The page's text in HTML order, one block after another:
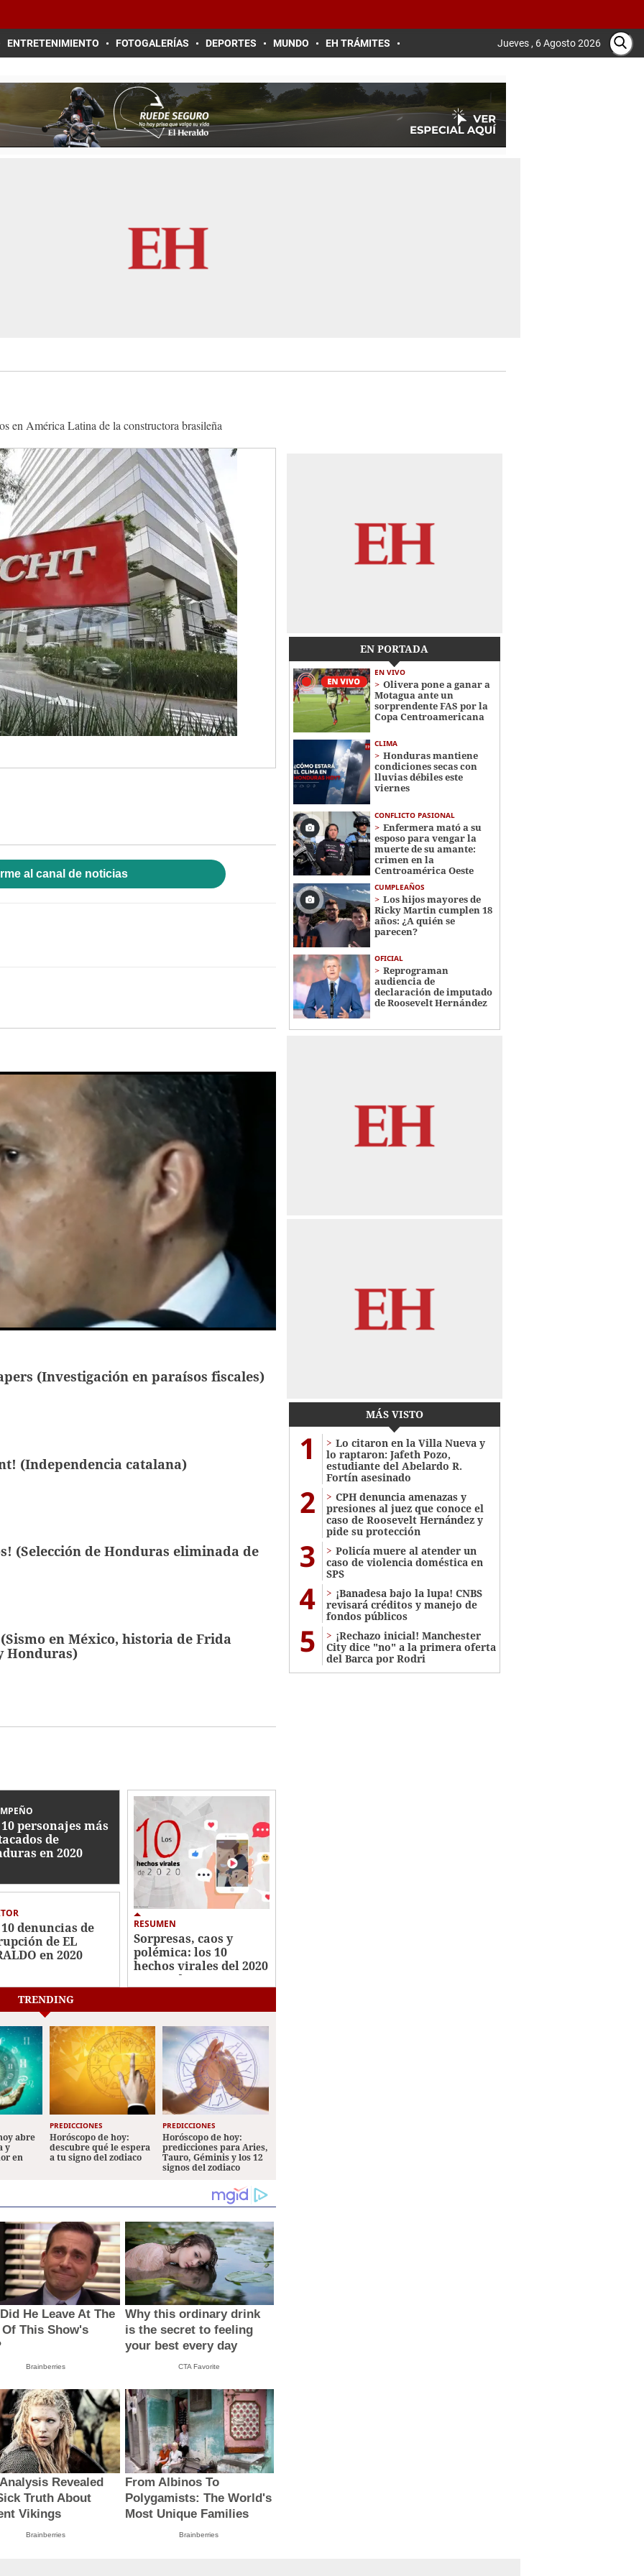
ENTRETENIMIENTO FOTOGALERÍAS DEPORTES MUNDO EH TRÁMITES Jueves , 6 Agosto 2026
en América Latina de la constructora brasileña
al canal de noticias
(Investigación en paraísos fiscales)
(Independencia catalana)
(Selección de Honduras eliminada de
en México, historia de Frida
Honduras)
personajes más
de
en 2020
denuncias de
de EL
en 2020
RESUMEN
Sorpresas, caos y
polémica: los 10
hechos virales del 2020
en Honduras
EN PORTADA
EN VIVO
Olivera pone a ganar a
Motagua ante un
sorprendente FAS por la
Copa Centroamericana
CLIMA
Honduras mantiene
condiciones secas con
lluvias débiles este
viernes
CONFLICTO PASIONAL
Enfermera mató a su
esposo para vengar la
muerte de su amante:
crimen en la
Centroamérica Oeste
CUMPLEAÑOS
Los hijos mayores de
Ricky Martin cumplen 18
años: ¿A quién se
parecen?
OFICIAL
Reprograman
audiencia de
declaración de imputado
de Roosevelt Hernández
MÁS VISTO
1
Lo citaron en la Villa Nueva y
lo raptaron: Jafeth Pozo,
estudiante del Abelardo R.
Fortín asesinado
2
CPH denuncia amenazas y
presiones al juez que conoce el
caso de Roosevelt Hernández y
pide su protección
3
Policía muere al atender un
caso de violencia doméstica en
SPS
4
¡Banadesa bajo la lupa! CNBS
revisará créditos y manejo de
fondos públicos
5
¡Rechazo inicial! Manchester
City dice "no" a la primera oferta
del Barca por Rodri
TRENDING
abre
y
en
PREDICCIONES
Horóscopo de hoy:
descubre qué le espera
a tu signo del zodiaco
PREDICCIONES
Horóscopo de hoy:
predicciones para Aries,
Tauro, Géminis y los 12
signos del zodiaco
He Leave At The
Of This Show's
Brainberries
Why this ordinary drink
is the secret to feeling
your best every day
CTA Favorite
Revealed
Truth About
Vikings
Brainberries
From Albinos To
Polygamists: The World's
Most Unique Families
Brainberries